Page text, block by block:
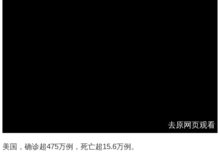
去原网页观看
美国，确诊超475万例，死亡超15.6万例。